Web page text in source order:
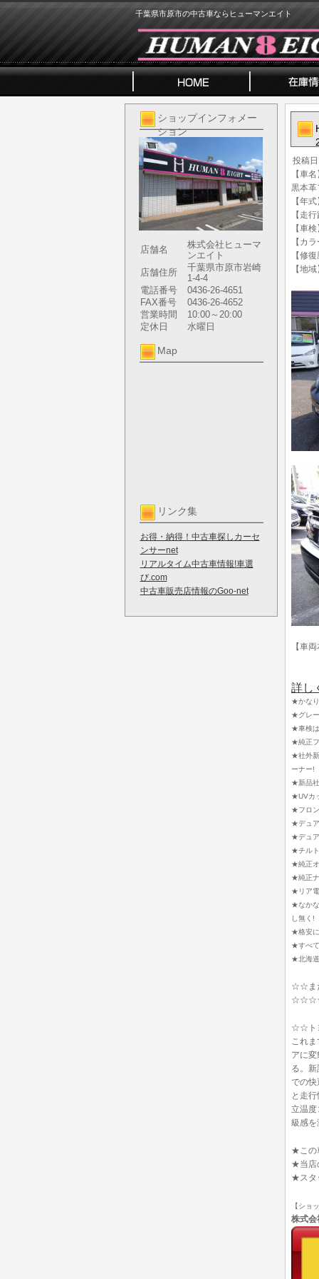
千葉県市原市の中古車ならヒューマンエイト
ショップインフォメー
ション
店舗名
株式会社ヒューマ
ンエイト
店舗住所
千葉県市原市岩崎
1-4-4
電話番号
0436-26-4651
FAX番号
0436-26-4652
営業時間
10:00～20:00
定休日
水曜日
Map
リンク集
お得・納得！中古車探しカーセ
ンサーnet
リアルタイム中古車情報!車選
び.com
中古車販売店情報のGoo-net
投稿日
【車
黒本革
【年
【走
【車
【カ
【修
【地
【車
詳し
★かなり
★グレ
★車検
★純正フ
★社外新
ーナー!
★新品
★UVカ
★フロ
★デュ
★デュ
★チル
★純正
★純正
★リア電
★なかな
し無く!
★格安に
★すべて
★北海道
☆☆ま
☆☆☆☆
☆☆ト
これ
アに
る。
での快
と走
立温
級感を
★この
★当店
★スタ
【ショ
株式